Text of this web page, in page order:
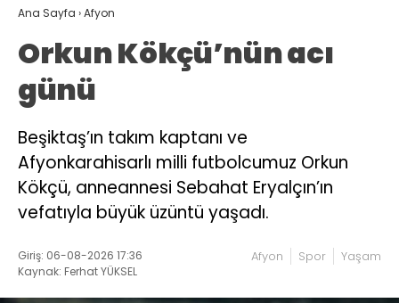
Ana Sayfa ›Afyon
Orkun Kökçü’nün acı
günü
Beşiktaş’ın takım kaptanı ve
Afyonkarahisarlı milli futbolcumuz Orkun
Kökçü, anneannesi Sebahat Eryalçın’ın
vefatıyla büyük üzüntü yaşadı.
Giriş: 06-08-2026 17:36
Kaynak: Ferhat YÜKSEL
Afyon Spor Yaşam